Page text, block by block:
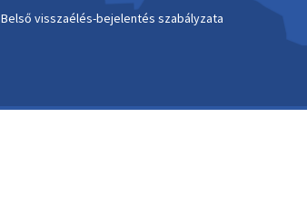
Belső visszaélés-bejelentés szabályzata